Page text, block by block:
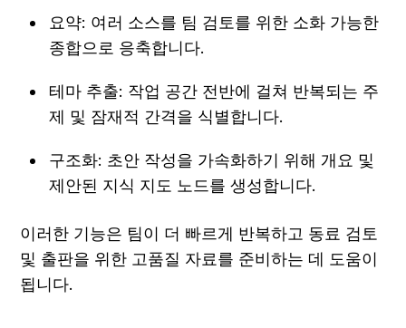
요약: 여러 소스를 팀 검토를 위한 소화 가능한
종합으로 응축합니다.
테마 추출: 작업 공간 전반에 걸쳐 반복되는 주
제 및 잠재적 간격을 식별합니다.
구조화: 초안 작성을 가속화하기 위해 개요 및
제안된 지식 지도 노드를 생성합니다.
이러한 기능은 팀이 더 빠르게 반복하고 동료 검토
및 출판을 위한 고품질 자료를 준비하는 데 도움이
됩니다.